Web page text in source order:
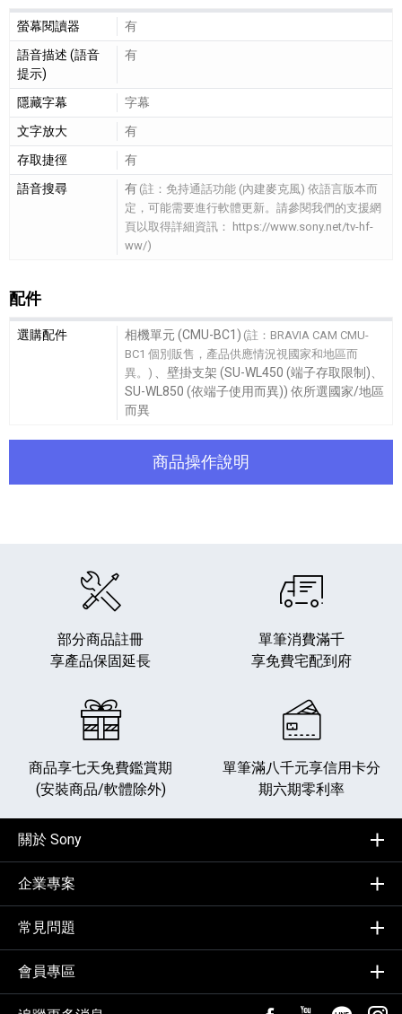
存取能力細節敘述
螢幕閱讀器
有
語音描述 (語音
提示)
有
隱藏字幕
字幕
文字放大
有
存取捷徑
有
語音搜尋
有 (註：免持通話功能 (內建麥克風) 依語言版本而
定，可能需要進行軟體更新。請參閱我們的支援網
頁以取得詳細資訊： https://www.sony.net/tv-hf-
ww/)
配件
配件細節敘述
選購配件 相機單元 (CMU-BC1) (註：BRAVIA CAM CMU-
BC1 個別販售，產品供應情況視國家和地區而
異。)
、壁掛支架 (SU-WL450 (端子存取限制)、
SU-WL850 (依端子使用而異)) 依所選國家/地區
而異
商品操作說明
部分商品註冊
享產品保固延長
單筆消費滿千
享免費宅配到府
商品享七天免費鑑賞期
(安裝商品/軟體除外)
單筆滿八千元享信用卡分
期六期零利率
關於 Sony
企業專案
常見問題
會員專區